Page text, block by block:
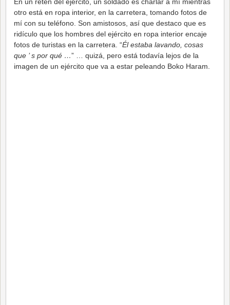
otro está en ropa interior, en la carretera, tomando fotos de
mí con su teléfono. Son amistosos, así que destaco que es
ridículo que los hombres del ejército en ropa interior encaje
fotos de turistas en la carretera. “Él estaba lavando, cosas
que ’ s por qué …” … quizá, pero está todavía lejos de la
imagen de un ejército que va a estar peleando Boko Haram.